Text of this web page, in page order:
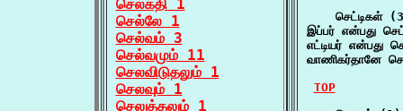
செல்கதி 1
செல்லே 1
செல்வம் 3
செல்வமும் 11
செலவிடுதலும் 1
செலவும் 1
செலுத்தலும் 1
செட்டிகள்
இப்பர் என்பது
எட்டியர் என்பது
வாணிகர்தானே
TOP